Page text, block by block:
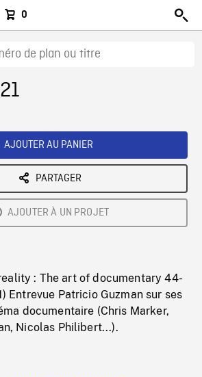
0
AJOUTER AU PANIER
PARTAGER
AJOUTER À UN PROJET
: The art of documentary 44-
Entrevue Patricio Guzman sur ses
documentaire (Chris Marker,
Nicolas Philibert...).